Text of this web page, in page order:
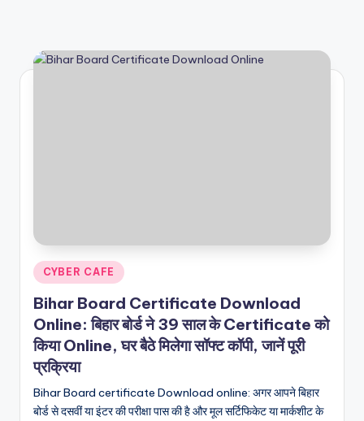
Posted
CYBER CAFE
Bihar Board Certificate Download
Online: बिहार बोर्ड ने 39 साल के Certificate को
किया Online, घर बैठे मिलेगा सॉफ्ट कॉपी, जानें पूरी
प्रक्रिया
Bihar Board certificate Download online: अगर आपने बिहार
बोर्ड से दसवीं या इंटर की परीक्षा पास की है और मूल सर्टिफिकेट या मार्कशीट के